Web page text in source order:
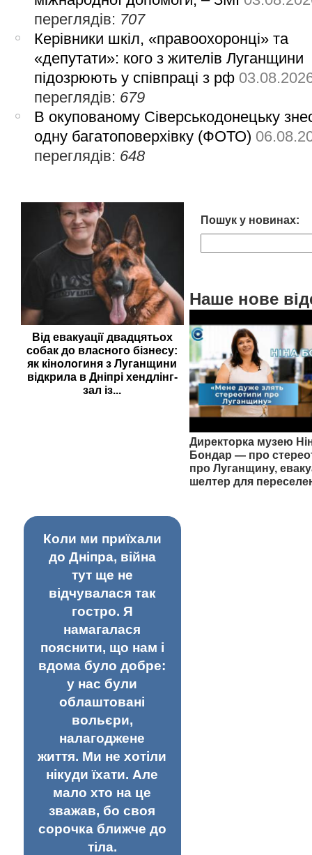
переглядів: 707
Керівники шкіл, «правоохоронці» та
«депутати»: кого з жителів Луганщини
підозрюють у співпраці з рф
переглядів: 679
В окупованому Сіверськодонецьку
одну багатоповерхівку (ФОТО)
переглядів: 648
Від евакуації двадцятьох
собак до власного бізнесу:
як кінологиня з Луганщини
відкрила в Дніпрі хендлінг-
зал із...
Пошук у новинах:
Наше нове
Директорка музею
Бондар — про
про Луганщину,
шелтер для
Коли ми приїхали
до Дніпра, війна
тут ще не
відчувалася так
гостро. Я
намагалася
пояснити, що нам і
вдома було добре:
у нас були
облаштовані
вольєри,
налагоджене
життя. Ми не хотіли
нікуди їхати. Але
мало хто на це
зважав, бо своя
сорочка ближче до
тіла.